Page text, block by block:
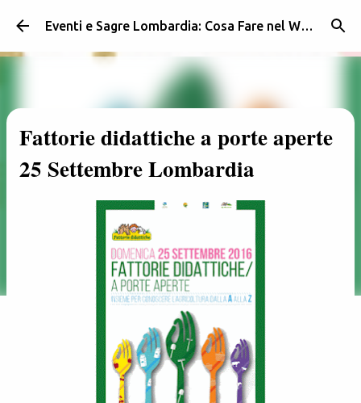
Passa ai contenuti principali Eventi e Sagre Lombardia: Cosa Fare nel Weekend | Weekendidea
Fattorie didattiche a porte aperte
25 Settembre Lombardia